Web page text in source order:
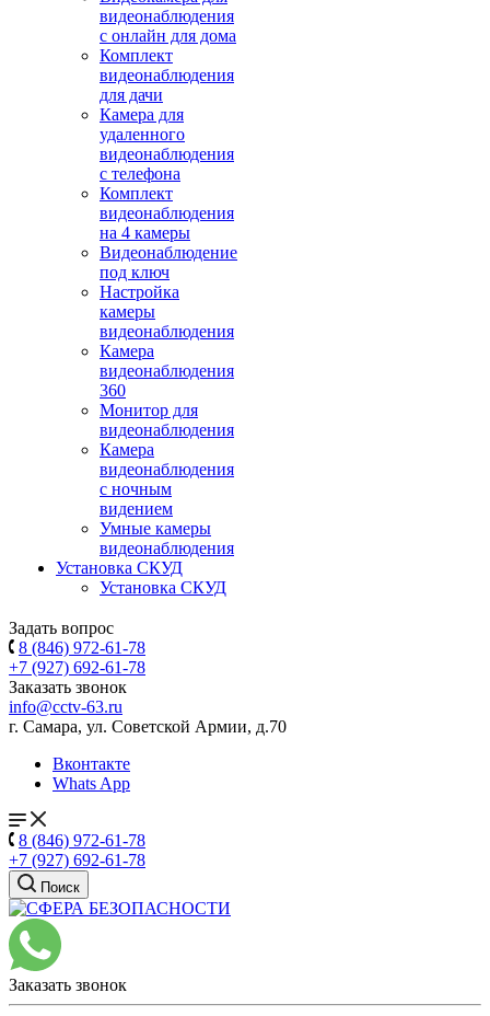
видеонаблюдения
с онлайн для дома
Комплект
видеонаблюдения
для дачи
Камера для
удаленного
видеонаблюдения
с телефона
Комплект
видеонаблюдения
на 4 камеры
Видеонаблюдение
под ключ
Настройка
камеры
видеонаблюдения
Камера
видеонаблюдения
360
Монитор для
видеонаблюдения
Камера
видеонаблюдения
с ночным
видением
Умные камеры
видеонаблюдения
Установка СКУД
Установка СКУД
Задать вопрос
8 (846) 972-61-78
+7 (927) 692-61-78
Заказать звонок
info@cctv-63.ru
г. Самара, ул. Советской Армии, д.70
Вконтакте
Whats App
8 (846) 972-61-78
+7 (927) 692-61-78
Поиск
Заказать звонок